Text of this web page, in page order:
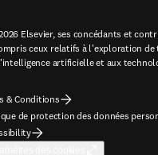
Elsevier, ses concédants et
ceux relatifs à l'exploration de
artificielle et aux
& Conditions
de protection des données